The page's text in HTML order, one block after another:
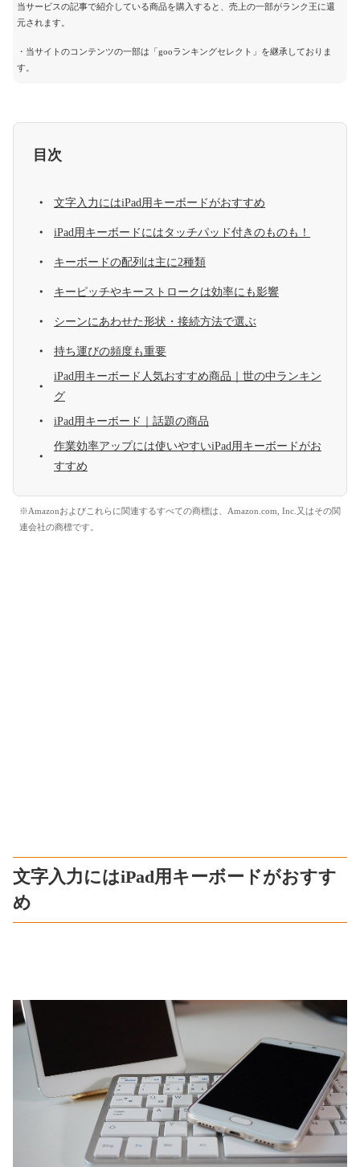
当サービスの記事で紹介している商品を購入すると、売上の一部がランク王に還
元されます。
・当サイトのコンテンツの一部は「gooランキングセレクト」を継承しておりま
す。
目次
文字入力にはiPad用キーボードがおすすめ
iPad用キーボードにはタッチパッド付きのものも！
キーボードの配列は主に2種類
キーピッチやキーストロークは効率にも影響
シーンにあわせた形状・接続方法で選ぶ
持ち運びの頻度も重要
iPad用キーボード人気おすすめ商品｜世の中ランキン
グ
iPad用キーボード｜話題の商品
作業効率アップには使いやすいiPad用キーボードがお
すすめ
※Amazonおよびこれらに関連するすべての商標は、Amazon.com, Inc.又はその関
連会社の商標です。
文字入力にはiPad用キーボードがおすす
め